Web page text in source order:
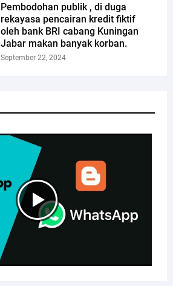
Pembodohan publik , di duga
rekayasa pencairan kredit fiktif
oleh bank BRI cabang Kuningan
Jabar makan banyak korban.
September 22, 2024